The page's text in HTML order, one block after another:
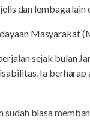
dan lembaga lain
Masyarakat
sejak bulan
Ia
biasa